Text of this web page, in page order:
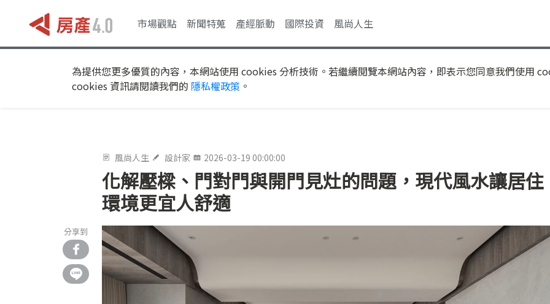
市場觀點 新聞特蒐 產經脈動 國際投資 風尚人生
為提供您更多優質的內容，本網站使用 cookies 分析技術。若繼續閱覽本網站內容，即表示您同意我們使用
cookies 資訊請閱讀我們的 隱私權政策 。
風尚人生 設計家 2026-03-19 00:00:00
化解壓樑、門對門與開門見灶的問題，現代風水讓居住
環境更宜人舒適
分享到